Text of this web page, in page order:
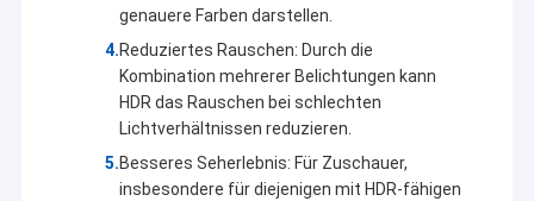
genauere Farben darstellen.
Reduziertes Rauschen: Durch die
Kombination mehrerer Belichtungen kann
HDR das Rauschen bei schlechten
Lichtverhältnissen reduzieren.
Besseres Seherlebnis: Für Zuschauer,
insbesondere für diejenigen mit HDR-fähigen